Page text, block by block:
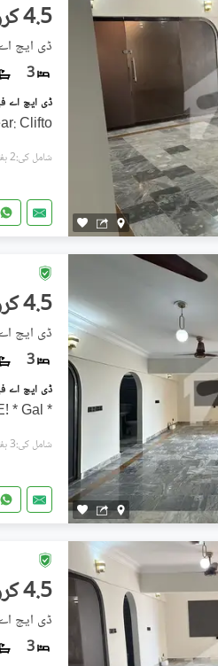
4.5 کروڑ
ڈی ایچ اے فیز 5, ڈی
3
Clifto
شامل کی:2 ہفتے پہل
4.5 کروڑ
ڈی ایچ اے فیز 5, ڈی
3
* LUXURY PENTHOUSE FOR SALE! * Gal
شامل کی:3 ہفتے پہل
4.5 کروڑ
ڈی ایچ اے فیز 5, ڈی
3